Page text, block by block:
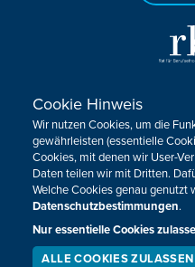
Sie haben noch
Impressum
Cookie-
Design, Konzept &
Cookie Hinweis
Wir nutzen Cookies, um die
gewährleisten (essentielle
Cookies, mit denen wir User-
Daten teilen wir mit Dritten.
Welche Cookies genau genutzt
Datenschutzbestimmungen.
Nur essentielle Cookies
ALLE COOKIES ZULASSEN